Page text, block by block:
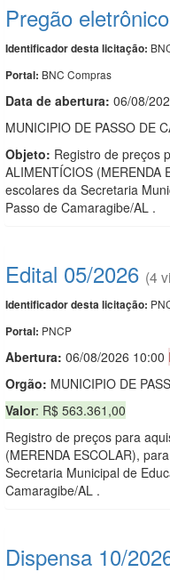
Pregão
Identificador desta licitação:
Portal: BNC Compras
Data de abertura: 06/08/
MUNICIPIO DE PASSO DE
Objeto: Registro de preços
ALIMENTÍCIOS
escolares da Secretaria
Passo de Camaragibe/AL .
Edital 05/2026 (4
Identificador desta licitação:
Portal: PNCP
Abertura: 06/08/2026 10:00
Orgão: MUNICIPIO DE
Valor: R$ 563.361,00
Registro de preços para
(MERENDA ESCOLAR),
Secretaria Municipal de
Camaragibe/AL .
Dispensa 10/